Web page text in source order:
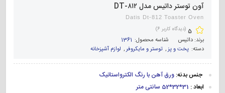
آون توستر داتیس مدل DT-۸۱۲
Datis Dt-812 Toaster Oven
5 (دیدگاه کاربر6
)
برند: داتیس شناسه محصول: 1361
دسته: پخت و پز, توستر و مایکروفر, لوازم آشپزخانه
جنس بدنه: ورق آهن با رنگ الکترواستاتیک
ابعاد :